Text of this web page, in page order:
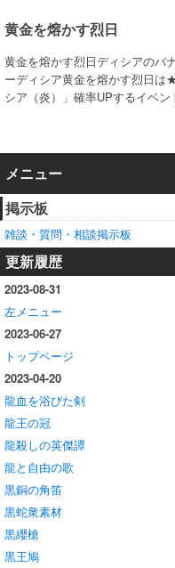
黄金を熔かす烈日
黄金を熔かす烈日ディシアのバ
ーディシア黄金を熔かす烈日は
シア（炎）」確率UPするイベ
メニュー
掲示板
雑談・質問・相談掲示板
更新履歴
2023-08-31
左メニュー
2023-06-27
トップページ
2023-04-20
龍血を浴びた剣
龍王の冠
龍殺しの英傑譚
龍と自由の歌
黒銅の角笛
黒蛇衆素材
黒纓槍
黒王鳩